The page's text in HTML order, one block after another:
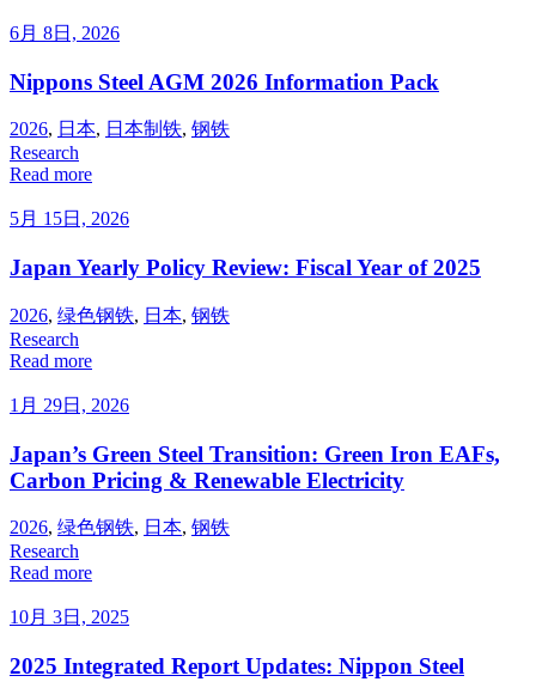
6月 8日, 2026
Nippons Steel AGM 2026 Information Pack
2026, 日本, 日本制铁, 钢铁
Research
Read more
5月 15日, 2026
Japan Yearly Policy Review: Fiscal Year of 2025
2026, 绿色钢铁, 日本, 钢铁
Research
Read more
1月 29日, 2026
Japan’s Green Steel Transition: Green Iron EAFs,
Carbon Pricing & Renewable Electricity
2026, 绿色钢铁, 日本, 钢铁
Research
Read more
10月 3日, 2025
2025 Integrated Report Updates: Nippon Steel